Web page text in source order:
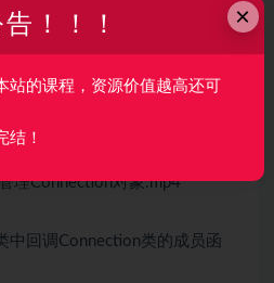
回调Acceptor类的成员函
中回调TcpServer类的成员函
理Connection对象.mp4
中回调Connection类的成员函
×
！！！
的课程，资源价值越高还可
结！